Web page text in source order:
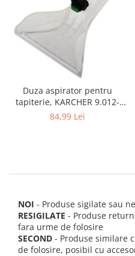
Duza aspirator pentru
tapiterie, KARCHER 9.012-
278.0, SE4001, SE4002, SE5100
84,99 Lei
NOI - Produse sigilate sau
RESIGILATE - Produse
fara urme de folosire
SECOND - Produse similare
de folosire, posibil cu